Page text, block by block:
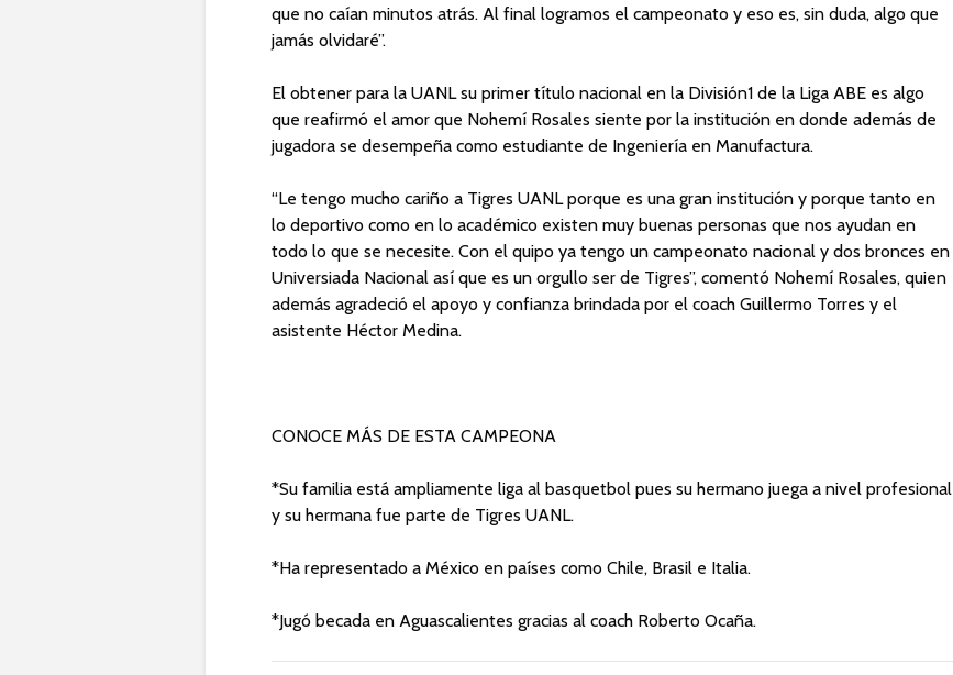
que no caían minutos atrás. Al final logramos el campeonato y eso es, sin duda, algo que
jamás olvidaré”.
El obtener para la UANL su primer título nacional en la División1 de la Liga ABE es algo
que reafirmó el amor que Nohemí Rosales siente por la institución en donde además de
jugadora se desempeña como estudiante de Ingeniería en Manufactura.
“Le tengo mucho cariño a Tigres UANL porque es una gran institución y porque tanto en
lo deportivo como en lo académico existen muy buenas personas que nos ayudan en
todo lo que se necesite. Con el quipo ya tengo un campeonato nacional y dos bronces en
Universiada Nacional así que es un orgullo ser de Tigres”, comentó Nohemí Rosales, quien
además agradeció el apoyo y confianza brindada por el coach Guillermo Torres y el
asistente Héctor Medina.
CONOCE MÁS DE ESTA CAMPEONA
*Su familia está ampliamente liga al basquetbol pues su hermano juega a nivel profesional
y su hermana fue parte de Tigres UANL.
*Ha representado a México en países como Chile, Brasil e Italia.
*Jugó becada en Aguascalientes gracias al coach Roberto Ocaña.